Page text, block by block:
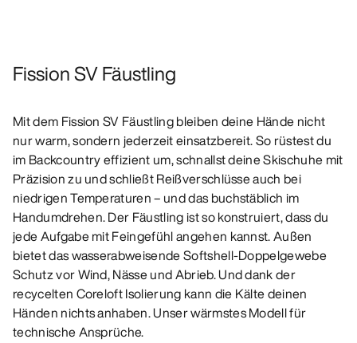
Fission SV Fäustling
Mit dem Fission SV Fäustling bleiben deine Hände nicht
nur warm, sondern jederzeit einsatzbereit. So rüstest du
im Backcountry effizient um, schnallst deine Skischuhe mit
Präzision zu und schließt Reißverschlüsse auch bei
niedrigen Temperaturen – und das buchstäblich im
Handumdrehen. Der Fäustling ist so konstruiert, dass du
jede Aufgabe mit Feingefühl angehen kannst. Außen
bietet das wasserabweisende Softshell-Doppelgewebe
Schutz vor Wind, Nässe und Abrieb. Und dank der
recycelten Coreloft Isolierung kann die Kälte deinen
Händen nichts anhaben. Unser wärmstes Modell für
technische Ansprüche.